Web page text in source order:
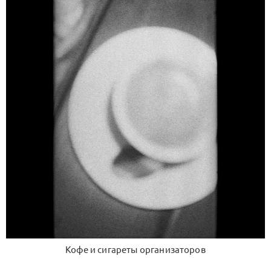
Кофе и сигареты организаторов